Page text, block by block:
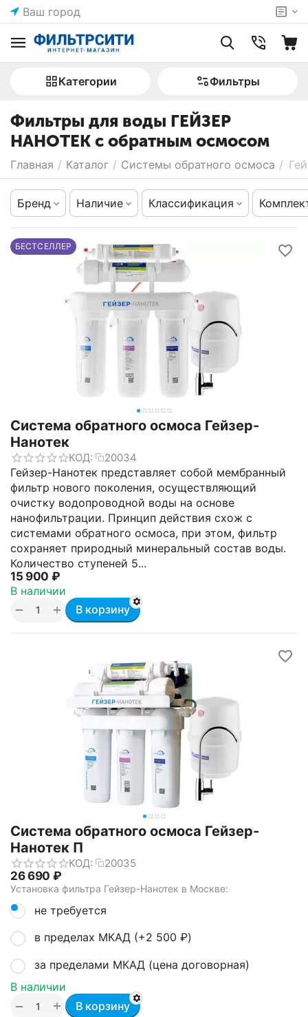
Ваш город
Категории Фильтры
Фильтры для воды ГЕЙЗЕР
НАНОТЕК с обратным осмосом
Главная / Каталог / Системы обратного осмоса /
Бренд Наличие Классификация
БЕСТСЕЛЛЕР
Система обратного осмоса Гейзер-
Нанотек
КОД: 20034
Гейзер-Нанотек представляет собой мембранный
фильтр нового поколения, осуществляющий
очистку водопроводной воды на основе
нанофильтрации. Принцип действия схож с
системами обратного осмоса, при этом, фильтр
сохраняет природный минеральный состав воды.
Количество ступеней 5...
15 900 ₽
В наличии
+
− В корзину
Система обратного осмоса Гейзер-
Нанотек П
КОД: 20035
26 690 ₽
Установка фильтра Гейзер-Нанотек в Москве:
не требуется
в пределах МКАД (+2 500 ₽)
за пределами МКАД (цена договорная)
В наличии
+
− В корзину